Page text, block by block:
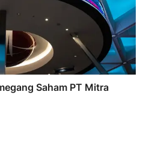
Saham PT Mitra